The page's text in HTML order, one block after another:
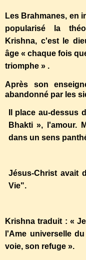
Les Brahmanes, en
popularisé la
Krishna, c'est le
âge « chaque fois
triomphe » .
Après son
abandonné par les
Il place au-dessus
Bhakti », l'amour.
dans un sens
Jésus-Christ avait
Vie".
Krishna traduit : «
l'Ame universelle
voie, son refuge ».